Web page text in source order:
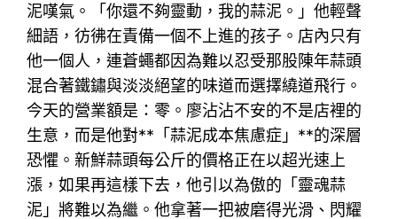
泥嘆氣。「你還不夠靈動，我的蒜泥。」他輕聲
細語，彷彿在責備一個不上進的孩子。店內只有
他一個人，連蒼蠅都因為難以忍受那股陳年蒜頭
混合著鐵鏽與淡淡絕望的味道而選擇繞道飛行。
今天的營業額是：零。廖沾沾不安的不是店裡的
生意，而是他對**「蒜泥成本焦慮症」**的深層
恐懼。新鮮蒜頭每公斤的價格正在以超光速上
漲，如果再這樣下去，他引以為傲的「靈魂蒜
泥」將難以為繼。他拿著一把被磨得光滑、閃耀